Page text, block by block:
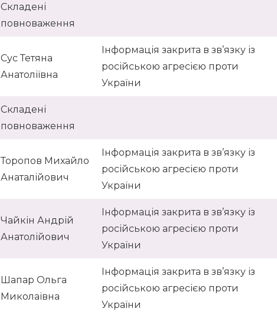
Складені
повноваження
Сус Тетяна
Анатоліївна
Інформація закрита в зв’язку із
російською агресією проти
України
Складені
повноваження
Торопов Михайло
Анаталійович
Інформація закрита в зв’язку із
російською агресією проти
України
Чайкін Андрій
Анатолійович
Інформація закрита в зв’язку із
російською агресією проти
України
Шапар Ольга
Миколаївна
Інформація закрита в зв’язку із
російською агресією проти
України